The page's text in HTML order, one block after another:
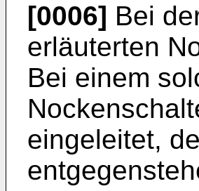
[0006] Bei
erläuterten
Bei einem
eingeleitet,